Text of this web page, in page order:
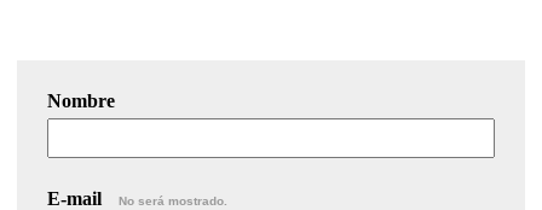
Nombre
E-mail No será mostrado.